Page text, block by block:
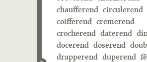
chaufferend circulerend
coifferend cremerend
crocherend daterend
docerend doserend
drapperend duperend